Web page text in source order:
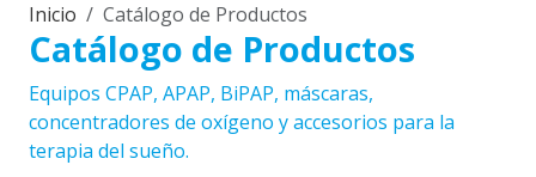
Inicio Catálogo de Productos
Catálogo de Productos
Equipos CPAP, APAP, BiPAP, máscaras,
concentradores de oxígeno y accesorios para la
terapia del sueño.